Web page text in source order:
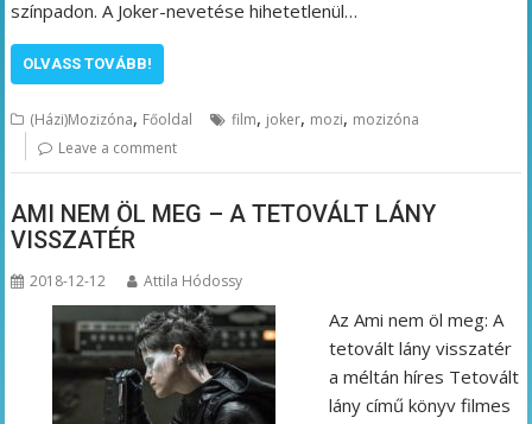
színpadon. A Joker-nevetése hihetetlenül…
OLVASS TOVÁBB!
(Házi)Mozizóna, Főoldal film, joker, mozi, mozizóna
Leave a comment
AMI NEM ÖL MEG – A TETOVÁLT LÁNY
VISSZATÉR
2018-12-12 Attila Hódossy
Az Ami nem öl meg: A
tetovált lány visszatér
a méltán híres Tetovált
lány című könyv filmes